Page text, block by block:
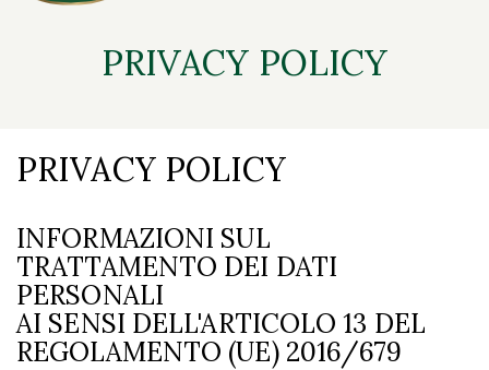
PRIVACY POLICY
PRIVACY POLICY
INFORMAZIONI SUL
TRATTAMENTO DEI DATI
PERSONALI
AI SENSI DELL'ARTICOLO 13 DEL
REGOLAMENTO (UE) 2016/679